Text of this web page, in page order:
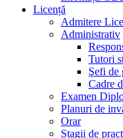
Licență
Admitere
Administrativ
Tutori
Şefi de
Cadre
Examen
Planuri de
Orar
Stagii de